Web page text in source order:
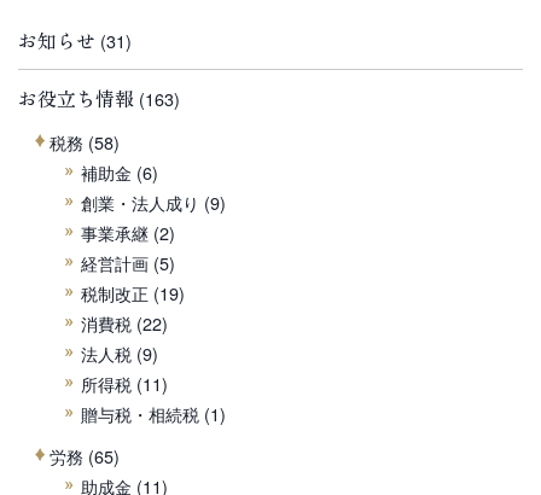
お知らせ (31)
お役立ち情報 (163)
税務 (58)
補助金 (6)
創業・法人成り (9)
事業承継(2)
経営計画(5)
税制改正 (19)
消費税(22)
法人税(9)
所得税(11)
贈与税・相続税(1)
労務 (65)
助成金 (11)